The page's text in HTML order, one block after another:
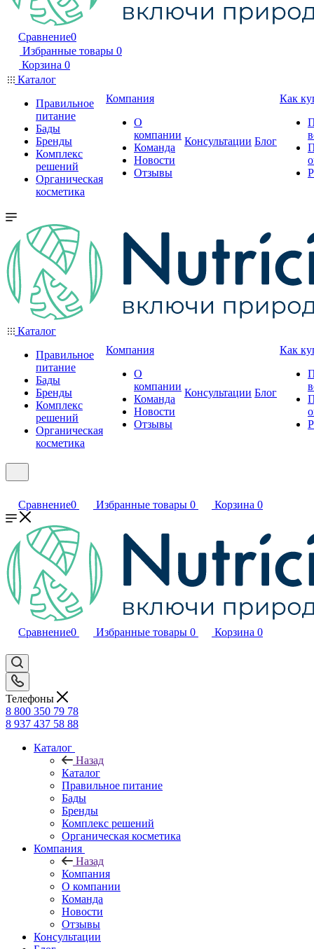
Сравнение0
Избранные товары 0
Корзина 0
Каталог
Правильное
питание
Бады
Бренды
Комплекс
решений
Органическая
косметика
Компания
О
компании
Команда
Новости
Отзывы
Консультации Блог
Как
Каталог
Правильное
питание
Бады
Бренды
Комплекс
решений
Органическая
косметика
Компания
О
компании
Команда
Новости
Отзывы
Консультации Блог
Как
Сравнение0 Избранные товары 0 Корзина 0
Сравнение0 Избранные товары 0 Корзина 0
Телефоны
8 800 350 79 78
8 937 437 58 88
Каталог
Назад
Каталог
Правильное питание
Бады
Бренды
Комплекс решений
Органическая косметика
Компания
Назад
Компания
О компании
Команда
Новости
Отзывы
Консультации